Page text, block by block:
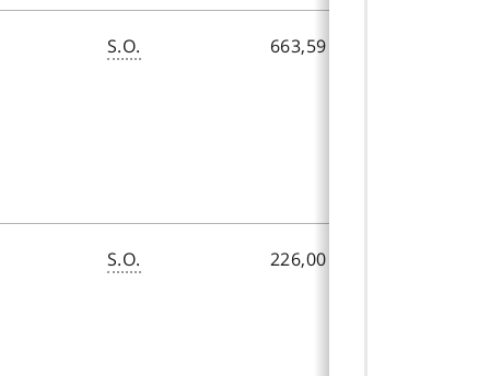
S.O. 663,59 $
S.O. 226,00 $